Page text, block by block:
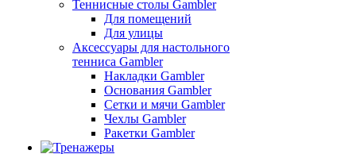
Теннисные столы Gambler
Для помещений
Для улицы
Аксессуары для настольного
тенниса Gambler
Накладки Gambler
Основания Gambler
Сетки и мячи Gambler
Чехлы Gambler
Ракетки Gambler